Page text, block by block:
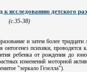
исследованию детского
(с.35-38)
и затем более
психики,
ребенка от рождения до
изменений моторной
"зеркало Гезелла").